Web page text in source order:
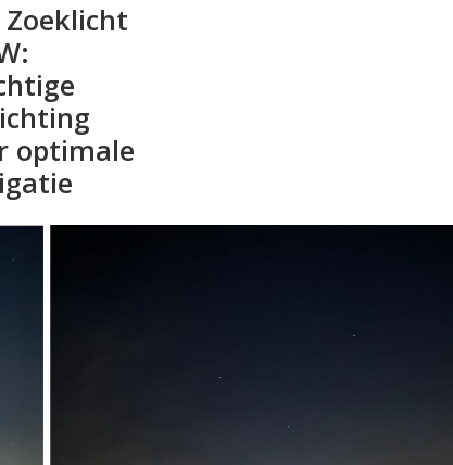
Zoeklicht
optimale